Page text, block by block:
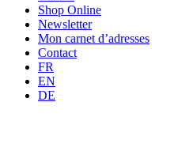
Shop Online
Newsletter
Mon carnet d’adresses
Contact
FR
EN
DE